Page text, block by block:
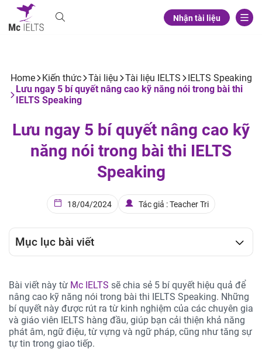
Nhận tài liệu
Home Kiến thức Tài liệu Tài liệu IELTS
IELTS Speaking
Lưu ngay 5 bí quyết nâng cao kỹ năng nói trong bài thi
IELTS Speaking
Lưu ngay 5 bí quyết nâng cao kỹ
năng nói trong bài thi IELTS
Speaking
18/04/2024 Tác giả : Teacher Tri
Mục lục bài viết
Bài viết này từ Mc IELTS sẽ chia sẻ 5 bí quyết hiệu quả để
nâng cao kỹ năng nói trong bài thi IELTS Speaking. Những
bí quyết này được rút ra từ kinh nghiệm của các chuyên gia
và giáo viên IELTS hàng đầu, giúp bạn cải thiện khả năng
phát âm, ngữ điệu, từ vựng và ngữ pháp, cũng như tăng sự
tự tin trong giao tiếp.